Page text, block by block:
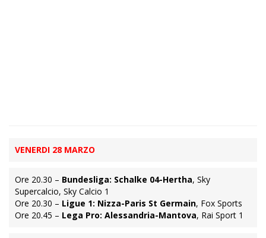
VENERDI 28 MARZO
Ore 20.30 – Bundesliga: Schalke 04-Hertha, Sky
Supercalcio, Sky Calcio 1
Ore 20.30 – Ligue 1: Nizza-Paris St Germain, Fox Sports
Ore 20.45 – Lega Pro: Alessandria-Mantova, Rai Sport 1